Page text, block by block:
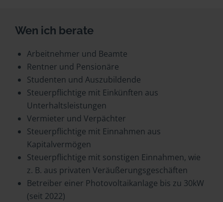
Wen ich berate
Arbeitnehmer und Beamte
Rentner und Pensionäre
Studenten und Auszubildende
Steuerpflichtige mit Einkünften aus
Unterhaltsleistungen
Vermieter und Verpächter
Steuerpflichtige mit Einnahmen aus
Kapitalvermögen
Steuerpflichtige mit sonstigen Einnahmen, wie
z. B. aus privaten Veräußerungsgeschäften
Betreiber einer Photovoltaikanlage bis zu 30kW
(seit 2022)